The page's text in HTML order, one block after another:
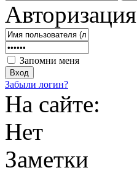
Авторизация
Запомни меня
Забыли логин?
На сайте:
Нет
Заметки